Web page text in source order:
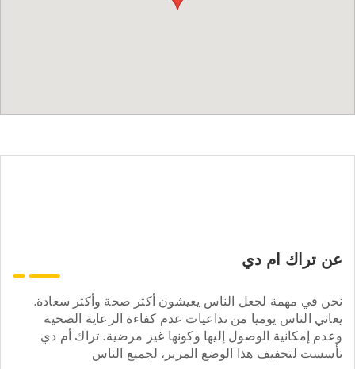
عن تراك ام دي
نحن في مهمة لجعل الناس يعيشون أكثر صحة وأكثر سعادة.
يعاني الناس يوميا من تداعيات عدم كفاءة الرعاية الصحية
وعدم إمكانية الوصول إليها وكونها غير مرضية. تراك أم دي
تأسست لتخفيف هذا الوضع المرير، لجميع الناس